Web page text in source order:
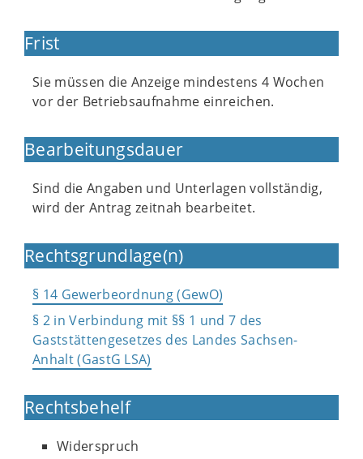
Frist
Sie müssen die Anzeige mindestens 4 Wochen
vor der Betriebsaufnahme einreichen.
Bearbeitungsdauer
Sind die Angaben und Unterlagen vollständig,
wird der Antrag zeitnah bearbeitet.
Rechtsgrundlage(n)
§ 14 Gewerbeordnung (GewO)
§ 2 in Verbindung mit §§ 1 und 7 des
Gaststättengesetzes des Landes Sachsen-
Anhalt (GastG LSA)
Rechtsbehelf
Widerspruch